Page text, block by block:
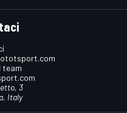
team
3
Italy